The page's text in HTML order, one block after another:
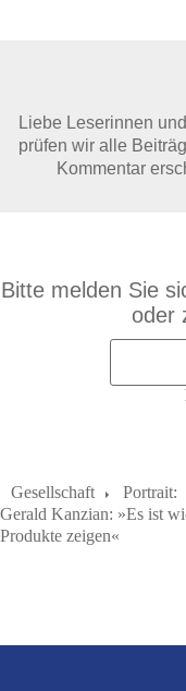
Liebe Leserinnen
prüfen wir alle
Kommentar
Bitte melden Sie
oder
Gesellschaft
Portrait:
Gerald Kanzian: »Es ist
Produkte zeigen«